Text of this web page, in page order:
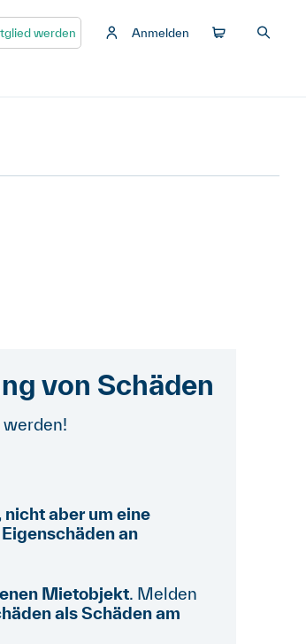
werden Anmelden
von Schäden
aber um eine
an
Mietobjekt. Melden
als Schäden am